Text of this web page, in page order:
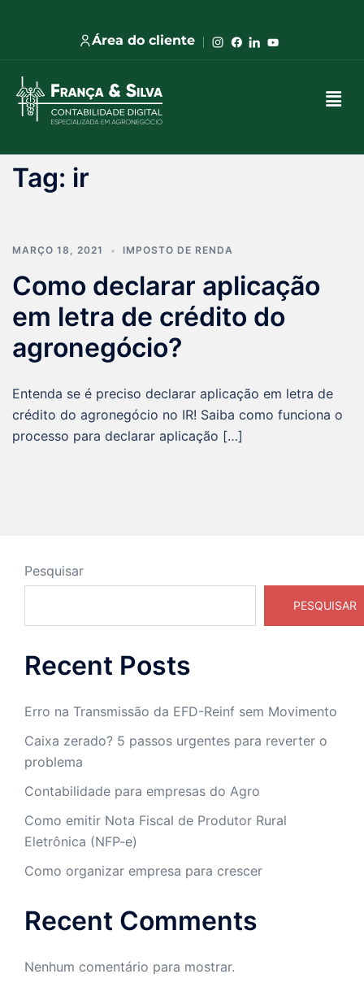
Área do cliente
Tag: ir
MARÇO 18, 2021 IMPOSTO DE RENDA
Como declarar aplicação
em letra de crédito do
agronegócio?
Entenda se é preciso declarar aplicação em letra de
crédito do agronegócio no IR! Saiba como funciona o
processo para declarar aplicação […]
Pesquisar
PESQUISAR
Recent Posts
Erro na Transmissão da EFD-Reinf sem Movimento
Caixa zerado? 5 passos urgentes para reverter o
problema
Contabilidade para empresas do Agro
Como emitir Nota Fiscal de Produtor Rural
Eletrônica (NFP-e)
Como organizar empresa para crescer
Recent Comments
Nenhum comentário para mostrar.